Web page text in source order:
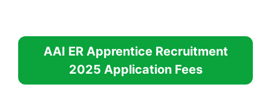
AAI ER Apprentice Recruitment
2025 Application Fees